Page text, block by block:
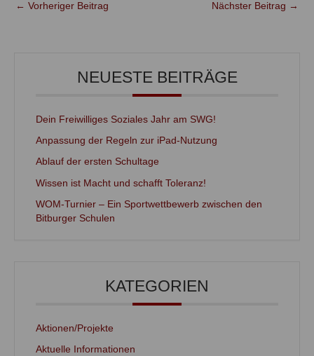
← Vorheriger Beitrag Nächster Beitrag →
NEUESTE BEITRÄGE
Dein Freiwilliges Soziales Jahr am SWG!
Anpassung der Regeln zur iPad-Nutzung
Ablauf der ersten Schultage
Wissen ist Macht und schafft Toleranz!
WOM-Turnier – Ein Sportwettbewerb zwischen den
Bitburger Schulen
KATEGORIEN
Aktionen/Projekte
Aktuelle Informationen